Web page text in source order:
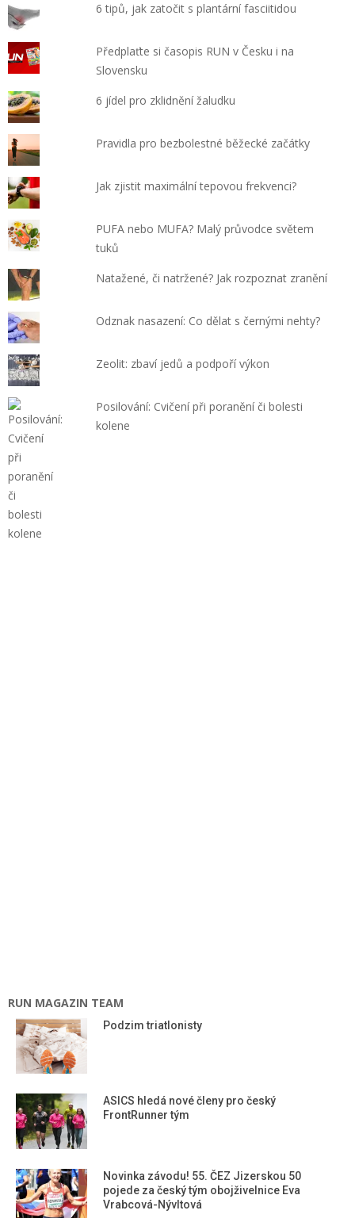
6 tipů, jak zatočit s plantární fasciitidou
Předplaťte si časopis RUN v Česku i na
Slovensku
6 jídel pro zklidnění žaludku
Pravidla pro bezbolestné běžecké začátky
Jak zjistit maximální tepovou frekvenci?
PUFA nebo MUFA? Malý průvodce světem
tuků
Natažené, či natržené? Jak rozpoznat zranění
Odznak nasazení: Co dělat s černými nehty?
Zeolit: zbaví jedů a podpoří výkon
Posilování: Cvičení při poranění či bolesti
kolene
RUN MAGAZIN TEAM
Podzim triatlonisty
ASICS hledá nové členy pro český
FrontRunner tým
Novinka závodu! 55. ČEZ Jizerskou 50
pojede za český tým obojživelnice Eva
Vrabcová-Nývltová